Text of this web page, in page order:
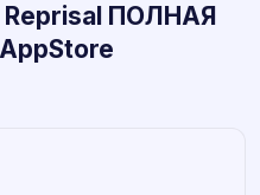
Reprisal ПОЛНАЯ